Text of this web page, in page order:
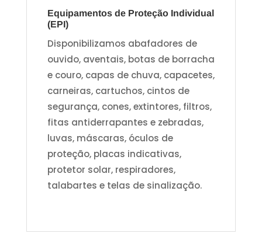
Equipamentos de Proteção Individual
(EPI)
Disponibilizamos abafadores de
ouvido, aventais, botas de borracha
e couro, capas de chuva, capacetes,
carneiras, cartuchos, cintos de
segurança, cones, extintores, filtros,
fitas antiderrapantes e zebradas,
luvas, máscaras, óculos de
proteção, placas indicativas,
protetor solar, respiradores,
talabartes e telas de sinalização.